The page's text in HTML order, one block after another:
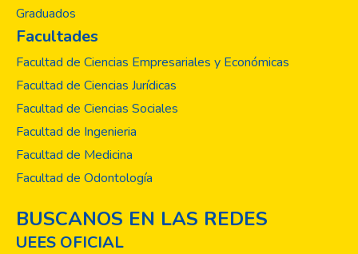
Graduados
Facultades
Facultad de Ciencias Empresariales y Económicas
Facultad de Ciencias Jurídicas
Facultad de Ciencias Sociales
Facultad de Ingenieria
Facultad de Medicina
Facultad de Odontología
BUSCANOS EN LAS REDES
UEES OFICIAL